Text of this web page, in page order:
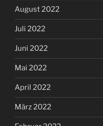
August 2022
Juli 2022
Juni 2022
Mai 2022
April 2022
März 2022